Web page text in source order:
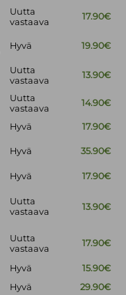
Uutta
vastaava
17.90€
Hyvä 19.90€
Uutta
vastaava
13.90€
Uutta
vastaava
14.90€
Hyvä
17.90€
Hyvä 35.90€
Hyvä
17.90€
Uutta
vastaava
13.90€
Uutta
vastaava
17.90€
Hyvä
15.90€
Hyvä 29.90€